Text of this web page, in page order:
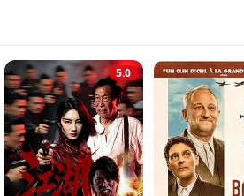
5.0